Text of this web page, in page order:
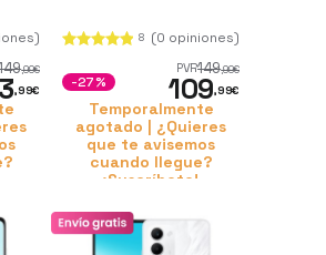
,99€
,99€
8 (0 opiniones)
PVR149,99€
109,99€
-27%
Temporalmente
agotado | ¿Quieres
que te avisemos
cuando llegue?
¡Suscríbete!